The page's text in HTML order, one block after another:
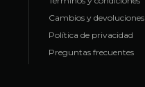
Cambios y devoluciones
Política de privacidad
Preguntas frecuentes